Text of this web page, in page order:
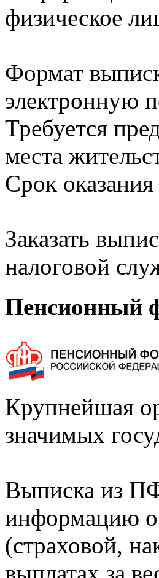
физическое
Формат
электронную
Требуется
места
Срок
Заказать
налоговой
Пенсионный
Крупнейшая
значимых
Выписка из
информацию о
(страховой,
выплатах за